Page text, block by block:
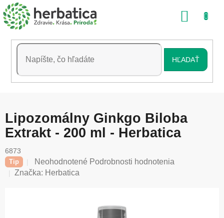
Prejsť
na
obsah
HĽADAŤ
Lipozomálny Ginkgo Biloba
Extrakt - 200 ml - Herbatica
6873
Tip
Priemerné
hodnotenie
Neohodnotené Podrobnosti hodnotenia
Značka: Herbatica